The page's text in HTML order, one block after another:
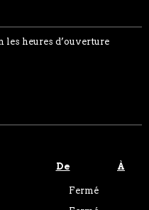
les heures d’ouverture
De À
Fermé